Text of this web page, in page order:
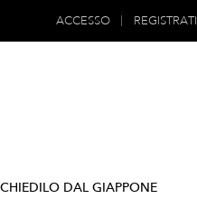
ACCESSO REGISTRATI
DAL GIAPPONE